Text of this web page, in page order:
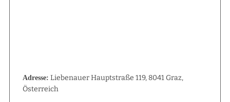
Adresse: Liebenauer Hauptstraße 119, 8041 Graz,
Österreich